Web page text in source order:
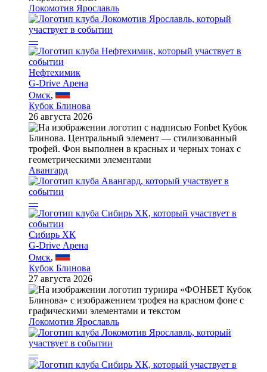
Локомотив Ярославль
—
Нефтехимик
G-Drive Арена
Омск,
Кубок Блинова
26 августа 2026
Авангард
—
Сибирь ХК
G-Drive Арена
Омск,
Кубок Блинова
27 августа 2026
Локомотив Ярославль
—